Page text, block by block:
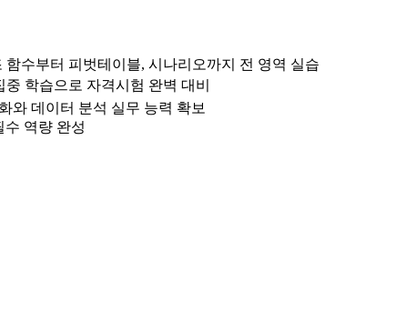
수부터 피벗테이블, 시나리오까지 전 영역 실습
학습으로 자격시험 완벽 대비
와 데이터 분석 실무 능력 확보
수 역량 완성